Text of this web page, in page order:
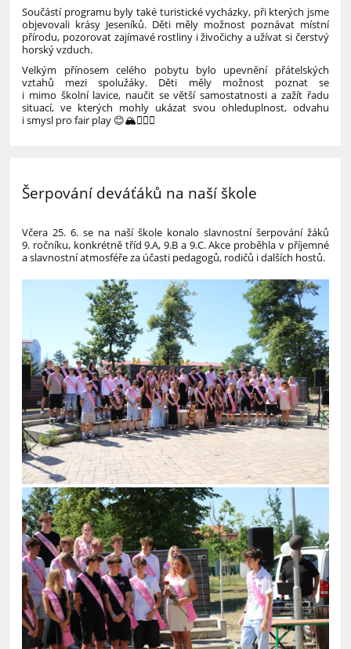
Součástí programu byly také turistické vycházky, při kterých jsme
objevovali krásy Jeseníků. Děti měly možnost poznávat místní
přírodu, pozorovat zajímavé rostliny i živočichy a užívat si čerstvý
horský vzduch.
Velkým přínosem celého pobytu bylo upevnění přátelských
vztahů mezi spolužáky. Děti měly možnost poznat se
i mimo školní lavice, naučit se větší samostatnosti a zažít řadu
situací, ve kterých mohly ukázat svou ohleduplnost, odvahu
i smysl pro fair play 😊🏔️🏊‍♂️🦇
Šerpování deváťáků na naší škole
Včera 25. 6. se na naší škole konalo slavnostní šerpování žáků
9. ročníku, konkrétně tříd 9.A, 9.B a 9.C. Akce proběhla v příjemné
a slavnostní atmosféře za účasti pedagogů, rodičů i dalších hostů.